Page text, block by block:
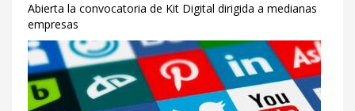
Description
Kit
Digital:
Ayudas
a
la
Abierta la convocatoria de Kit Digital dirigida a medianas
empresas